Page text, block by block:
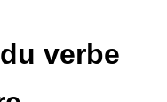
verbe